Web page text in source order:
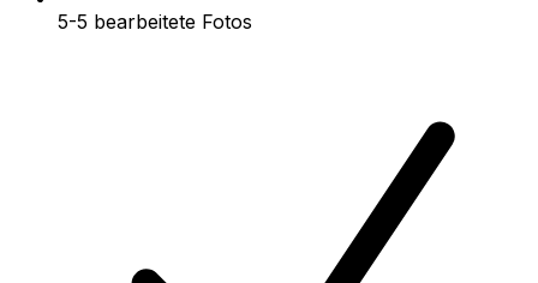
5-5 bearbeitete Fotos